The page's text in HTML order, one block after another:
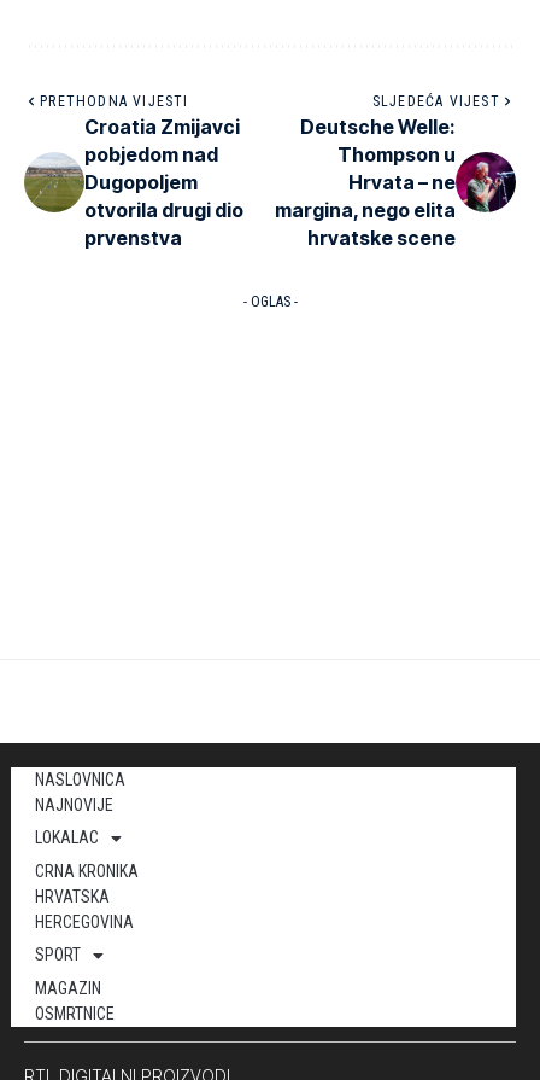
PRETHODNA VIJESTI
Croatia Zmijavci
pobjedom nad
Dugopoljem
otvorila drugi dio
prvenstva
SLJEDEĆA VIJEST
Deutsche Welle:
Thompson u
Hrvata – ne
margina, nego elita
hrvatske scene
- OGLAS -
NASLOVNICA
NAJNOVIJE
LOKALAC
CRNA KRONIKA
HRVATSKA
HERCEGOVINA
SPORT
MAGAZIN
OSMRTNICE
RTL DIGITALNI PROIZVODI